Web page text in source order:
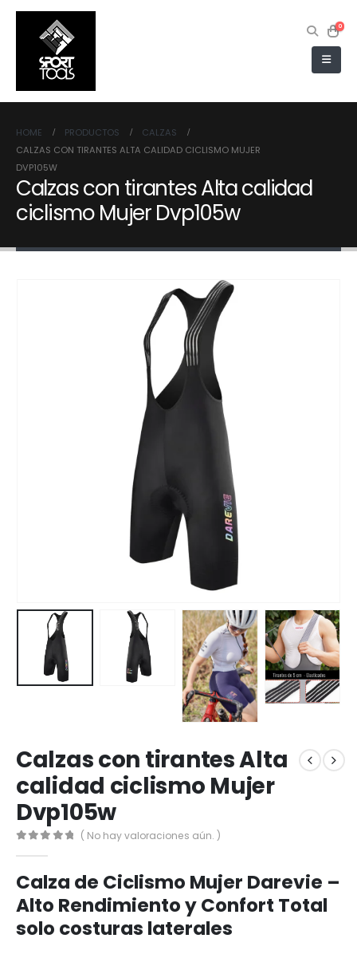
0
HOME PRODUCTOS
CALZAS
CALZAS CON TIRANTES ALTA CALIDAD CICLISMO MUJER
DVP105W
Calzas con tirantes Alta calidad
ciclismo Mujer Dvp105w
Calzas con tirantes Alta
calidad ciclismo Mujer
Dvp105w
( No hay valoraciones aún. )
Calza de Ciclismo Mujer Darevie –
Alto Rendimiento y Confort Total
solo costuras laterales